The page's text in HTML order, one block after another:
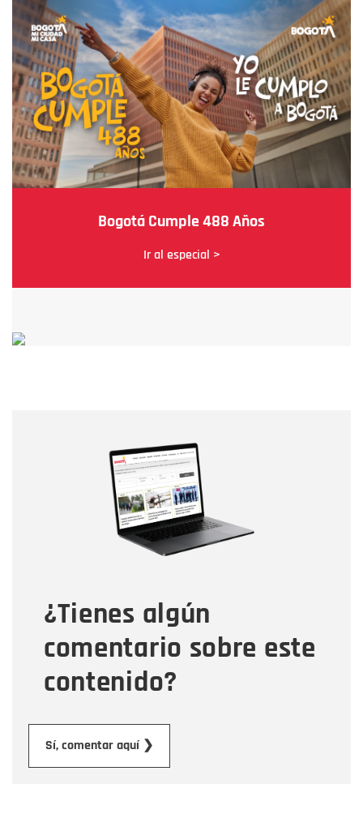
Bogotá Cumple 488 Años
Ir al especial >
¿Tienes algún
comentario sobre este
contenido?
Sí, comentar aquí ❯
Correo electrónico
Tipo de comentario
Mensaje